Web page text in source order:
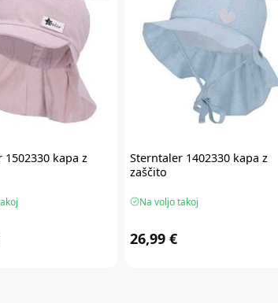
1502330 kapa z
Sterntaler 1402330 kapa z
zaščito
Na voljo takoj
26,99 €